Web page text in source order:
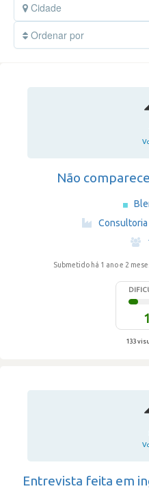
Cidade
Ordenar por
Não
Submetido há 1 ano e 2
133
Entrevista feita em